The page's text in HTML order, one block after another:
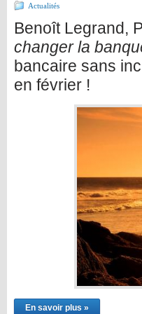
Actualités
Benoît Legrand,
changer la
bancaire sans
en février !
En savoir plus »